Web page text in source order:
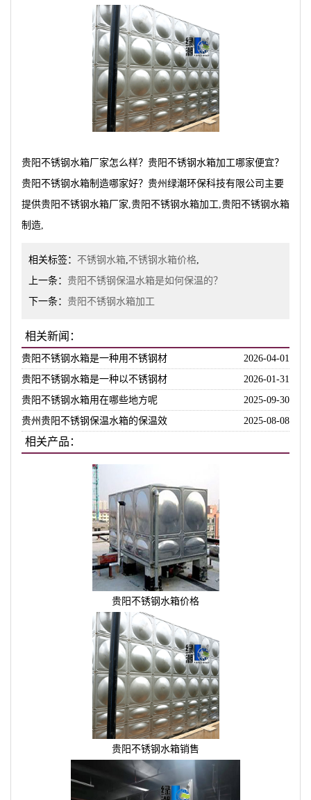
贵阳不锈钢水箱厂家怎么样？贵阳不锈钢水箱加工哪家便宜？
贵阳不锈钢水箱制造哪家好？贵州绿潮环保科技有限公司主要
提供贵阳不锈钢水箱厂家,贵阳不锈钢水箱加工,贵阳不锈钢水箱
制造,
相关标签： 不锈钢水箱 不锈钢水箱价格
上一条： 贵阳不锈钢保温水箱是如何保温的？
下一条： 贵阳不锈钢水箱加工
相关新闻：
贵阳不锈钢水箱是一种用不锈钢材
2026-04-01
贵阳不锈钢水箱是一种以不锈钢材
2026-01-31
贵阳不锈钢水箱用在哪些地方呢
2025-09-30
贵州贵阳不锈钢保温水箱的保温效
2025-08-08
相关产品：
贵阳不锈钢水箱价格
贵阳不锈钢水箱销售